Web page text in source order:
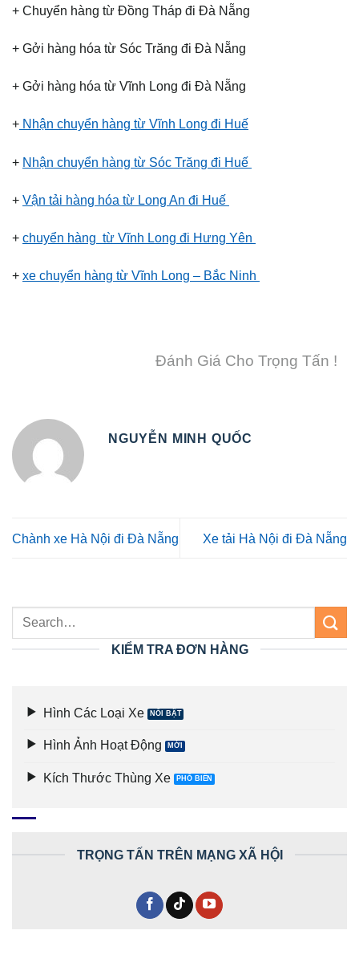
+ Chuyển hàng từ Đồng Tháp đi Đà Nẵng
+ Gởi hàng hóa từ Sóc Trăng đi Đà Nẵng
+ Gởi hàng hóa từ Vĩnh Long đi Đà Nẵng
+ Nhận chuyển hàng từ Vĩnh Long đi Huế
+ Nhận chuyển hàng từ Sóc Trăng đi Huế
+ Vận tải hàng hóa từ Long An đi Huế
+ chuyển hàng từ Vĩnh Long đi Hưng Yên
+ xe chuyển hàng từ Vĩnh Long – Bắc Ninh
Đánh Giá Cho Trọng Tấn !
NGUYỄN MINH QUỐC
Chành xe Hà Nội đi Đà Nẵng Xe tải Hà Nội đi Đà Nẵng
KIỂM TRA ĐƠN HÀNG
Hình Các Loại Xe
Hình Ảnh Hoạt Động
Kích Thước Thùng Xe
TRỌNG TẤN TRÊN MẠNG XÃ HỘI